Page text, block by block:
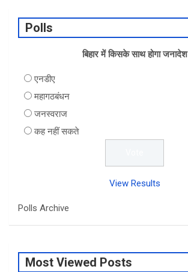
Polls
बिहार में किसके साथ होगा जनादेश
एनडीए
महागठबंधन
जनस्वराज
कह नहीं सकते
View Results
Polls Archive
Most Viewed Posts